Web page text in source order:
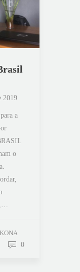
2019
a
o
0